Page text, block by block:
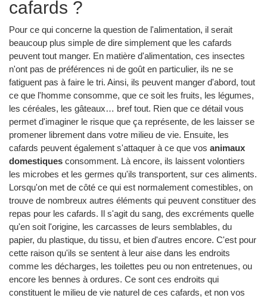
cafards ?
Pour ce qui concerne la question de l'alimentation, il serait
beaucoup plus simple de dire simplement que les cafards
peuvent tout manger. En matière d'alimentation, ces insectes
n'ont pas de préférences ni de goût en particulier, ils ne se
fatiguent pas à faire le tri. Ainsi, ils peuvent manger d'abord, tout
ce que l'homme consomme, que ce soit les fruits, les légumes,
les céréales, les gâteaux… bref tout. Rien que ce détail vous
permet d'imaginer le risque que ça représente, de les laisser se
promener librement dans votre milieu de vie. Ensuite, les
cafards peuvent également s'attaquer à ce que vos animaux
domestiques consomment. Là encore, ils laissent volontiers
les microbes et les germes qu'ils transportent, sur ces aliments.
Lorsqu'on met de côté ce qui est normalement comestibles, on
trouve de nombreux autres éléments qui peuvent constituer des
repas pour les cafards. Il s'agit du sang, des excréments quelle
qu'en soit l'origine, les carcasses de leurs semblables, du
papier, du plastique, du tissu, et bien d'autres encore. C'est pour
cette raison qu'ils se sentent à leur aise dans les endroits
comme les décharges, les toilettes peu ou non entretenues, ou
encore les bennes à ordures. Ce sont ces endroits qui
constituent le milieu de vie naturel de ces cafards, et non vos